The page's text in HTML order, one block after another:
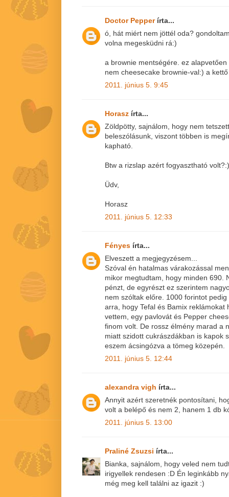
Doctor Pepper írta...
ó, hát miért nem jöttél oda?
volna megesküdni rá:)
a brownie mentségére. ez
nem cheesecake brownie-val:) a
2011. június 5. 9:45
Horasz írta...
Zöldpötty, sajnálom, hogy nem
beleszólásunk, viszont többen is
kapható.
Btw a rizslap azért fogyasztható volt?:)
Üdv,
Horasz
2011. június 5. 12:33
Fényes írta...
Elveszett a megjegyzésem...
Szóval én hatalmas várakozással
mikor megtudtam, hogy minden 690.
pénzt, de egyrészt ez szerintem
nem szóltak előre. 1000 forintot
arra, hogy Tefal és Bamix reklámokat
vettem, egy pavlovát és Pepper
finom volt. De rossz élmény marad a
miatt szidott cukrászdákban is kapok
eszem ácsingózva a tömeg közepén.
2011. június 5. 12:44
alexandra vigh írta...
Annyit azért szeretnék pontosítani,
volt a belépő és nem 2, hanem 1 db
2011. június 5. 13:00
Praliné Zsuzsi írta...
Bianka, sajnálom, hogy veled nem
irigyellek rendesen :D Én leginkább
még meg kell találni az igazit :)